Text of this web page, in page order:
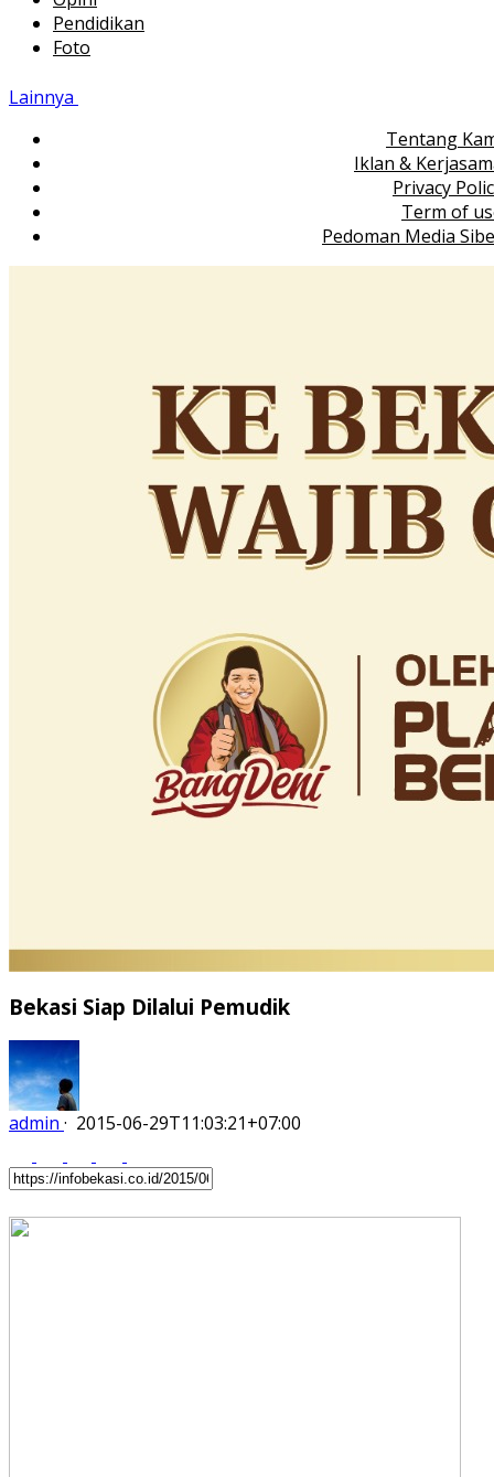
Pendidikan
Foto
Lainnya
Tentang
Iklan &
Privacy
Term of
Pedoman Media
Bekasi Siap Dilalui Pemudik
admin · 2015-06-29T11:03:21+07:00